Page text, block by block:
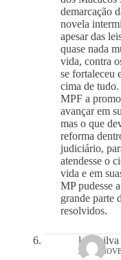
demarcação
novela
apesar das
quase nada
vida, contra
se fortaleceu
cima de
MPF a
avançar em
mas o que
reforma
judiciário,
atendesse o
vida e em
MP pudesse
grande parte
resolvidos.
leila silva
23 DE